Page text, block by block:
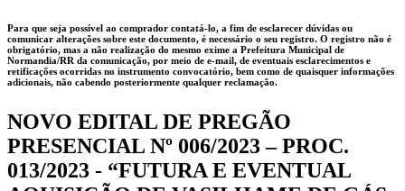
Para que seja possível ao comprador contatá-lo, a fim de esclarecer dúvidas ou
comunicar alterações sobre este documento, é necessário o seu registro. O registro não é
obrigatório, mas a não realização do mesmo exime a Prefeitura Municipal de
Normandia/RR da comunicação, por meio de e-mail, de eventuais esclarecimentos e
retificações ocorridas no instrumento convocatório, bem como de quaisquer informações
adicionais, não cabendo posteriormente qualquer reclamação.
NOVO EDITAL DE PREGÃO
PRESENCIAL Nº 006/2023 – PROC.
013/2023 - “FUTURA E EVENTUAL